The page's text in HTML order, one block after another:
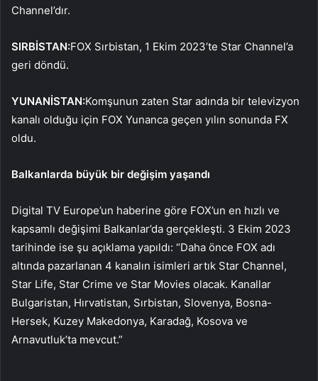
Channel’dır.
SIRBİSTAN:FOX Sırbistan, 1 Ekim 2023’te Star Channel’a
geri döndü.
YUNANİSTAN:Komşunun zaten Star adında bir televizyon
kanalı olduğu için FOX Yunanca geçen yılın sonunda FX
oldu.
Balkanlarda büyük bir değişim yaşandı
Digital TV Europe’un haberine göre FOX’un en hızlı ve
kapsamlı değişimi Balkanlar’da gerçekleşti. 3 Ekim 2023
tarihinde ise şu açıklama yapıldı: “Daha önce FOX adı
altında pazarlanan 4 kanalın isimleri artık Star Channel,
Star Life, Star Crime ve Star Movies olacak. Kanallar
Bulgaristan, Hırvatistan, Sırbistan, Slovenya, Bosna-
Hersek, Kuzey Makedonya, Karadağ, Kosova ve
Arnavutluk’ta mevcut.”